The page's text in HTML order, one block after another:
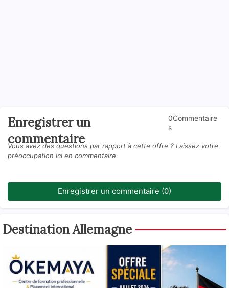
Enregistrer un
commentaire
0Commentaire
s
Vous avez des questions par rapport à cette offre ? Laissez votre
préoccupation ici en commentaire.
Enregistrer un commentaire (0)
Destination Allemagne